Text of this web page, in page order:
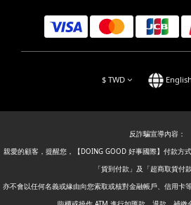
$ TWD English
反詐騙宣導內容：
親愛的顧客，提醒您，【DOING GOOD 好事國際】付款方
「貨到付款」及「超商取貨付
亦不會以任何名義或緣由向您索取或核對金融帳戶、信用卡